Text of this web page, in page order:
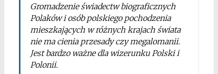
Gromadzenie świadectw biograficznych
Polaków i osób polskiego pochodzenia
mieszkających w różnych krajach świata
nie ma cienia przesady czy megalomanii.
Jest bardzo ważne dla wizerunku Polski i
Polonii.